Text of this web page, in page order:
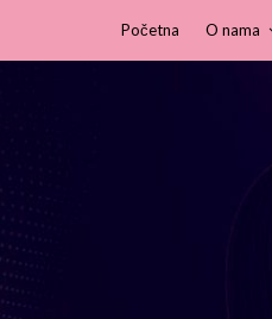
Početna O nama